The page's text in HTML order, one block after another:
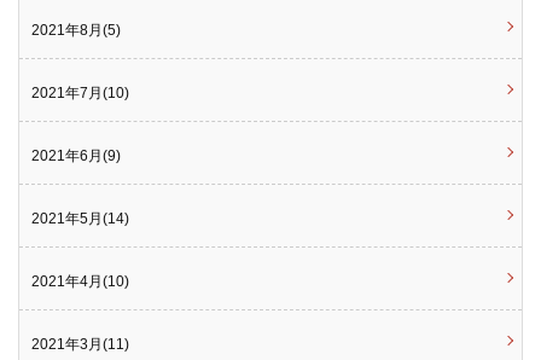
2021年8月(5)
2021年7月(10)
2021年6月(9)
2021年5月(14)
2021年4月(10)
2021年3月(11)